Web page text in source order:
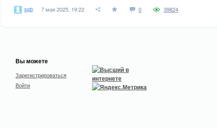
spb 7 мая 2025, 19:22 0 39824
Вы можете
Зарегистрироваться
Войти